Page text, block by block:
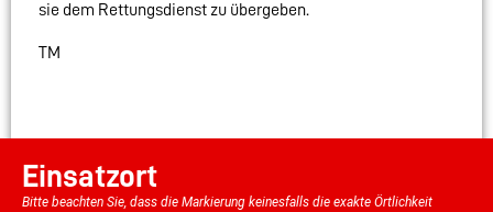
sie dem Rettungsdienst zu übergeben.
TM
Einsatzort
Bitte beachten Sie, dass die Markierung keinesfalls die exakte Örtlichkeit